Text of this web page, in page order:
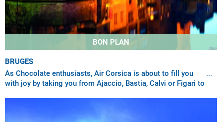
BON PLAN
BRUGES
As Chocolate enthusiasts, Air Corsica is about to fill you
with joy by taking you from Ajaccio, Bastia, Calvi or Figari to